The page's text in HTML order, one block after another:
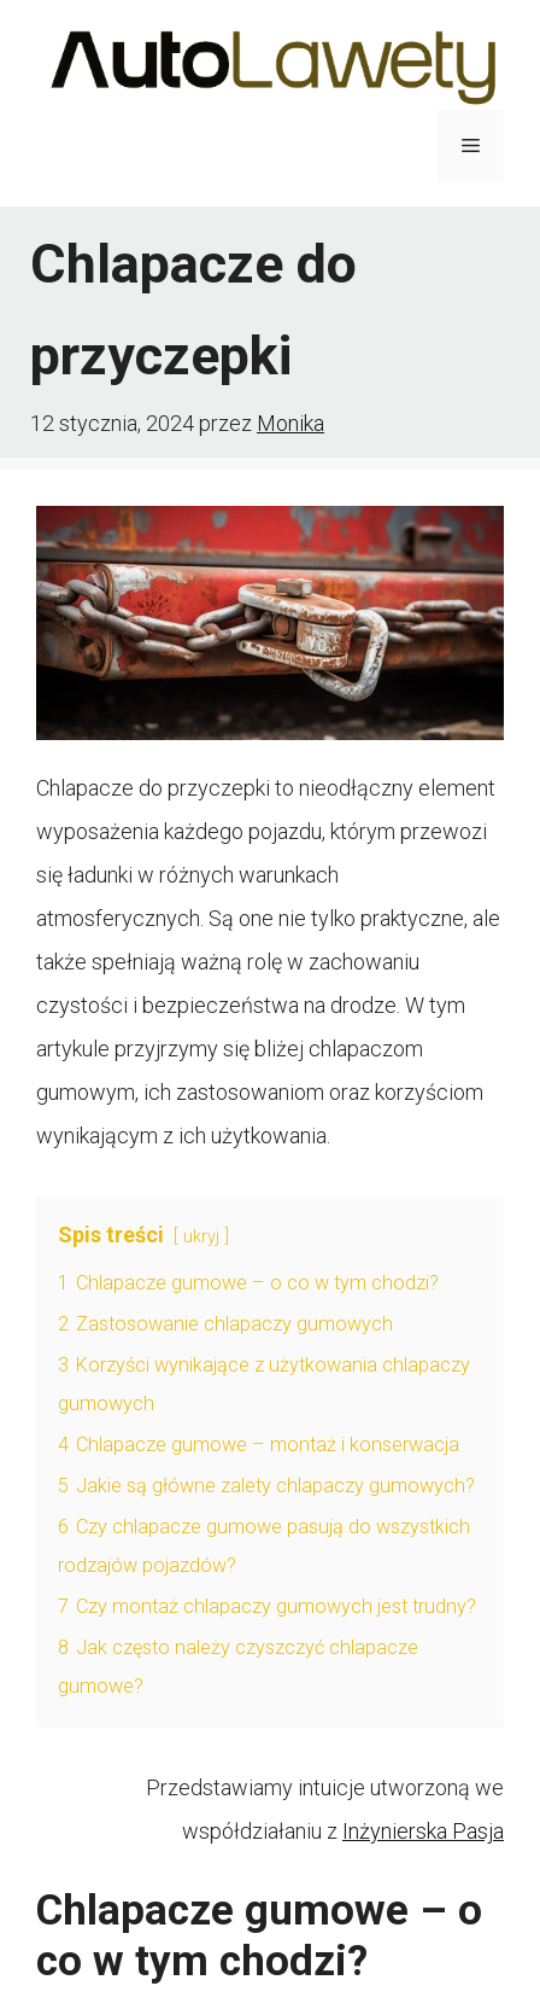
Menu
Chlapacze do
przyczepki
12 stycznia, 2024przez Monika
Chlapacze do przyczepki to nieodłączny element
wyposażenia każdego pojazdu, którym przewozi
się ładunki w różnych warunkach
atmosferycznych. Są one nie tylko praktyczne, ale
także spełniają ważną rolę w zachowaniu
czystości i bezpieczeństwa na drodze. W tym
artykule przyjrzymy się bliżej chlapaczom
gumowym, ich zastosowaniom oraz korzyściom
wynikającym z ich użytkowania.
Spis treści ukryj
1 Chlapacze gumowe – o co w tym chodzi?
2 Zastosowanie chlapaczy gumowych
3 Korzyści wynikające z użytkowania chlapaczy
gumowych
4 Chlapacze gumowe – montaż i konserwacja
5 Jakie są główne zalety chlapaczy gumowych?
6 Czy chlapacze gumowe pasują do wszystkich
rodzajów pojazdów?
7 Czy montaż chlapaczy gumowych jest trudny?
8 Jak często należy czyszczyć chlapacze
gumowe?
Przedstawiamy intuicje utworzoną we
współdziałaniu z Inżynierska Pasja
Chlapacze gumowe – o
co w tym chodzi?